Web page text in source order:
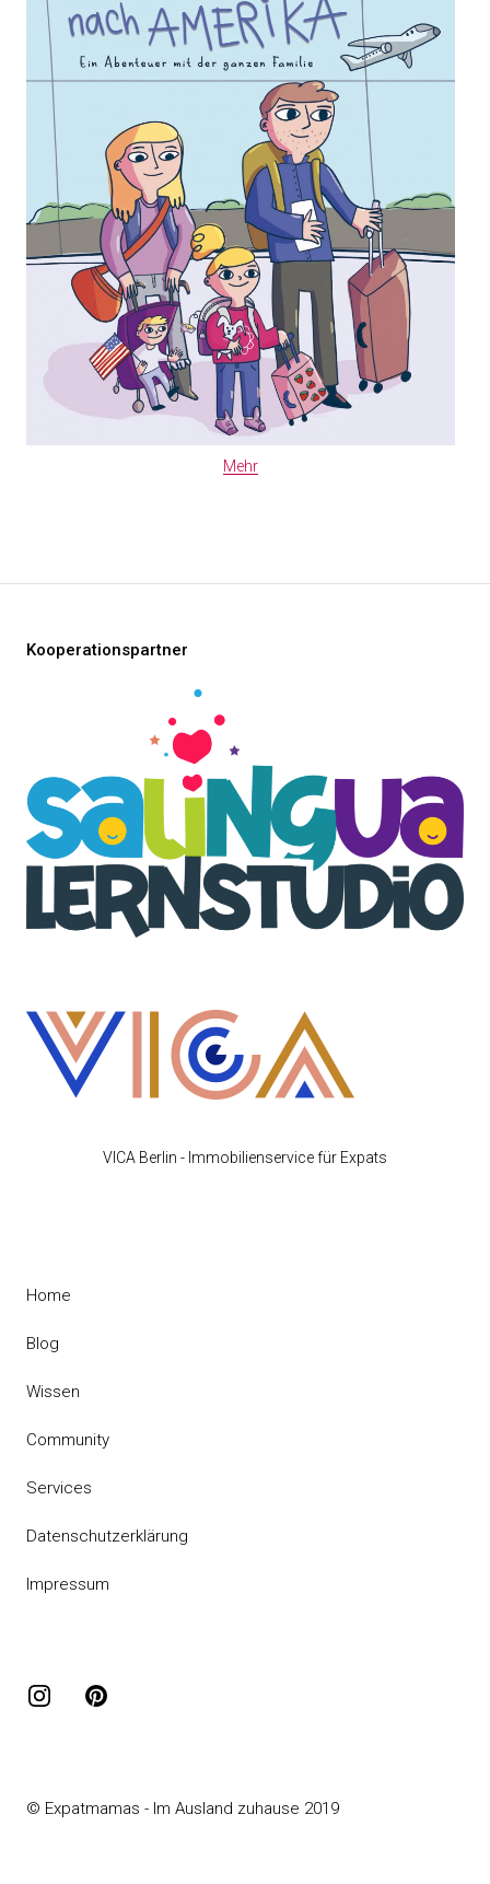
Mehr
Kooperationspartner
VICA Berlin - Immobilienservice für Expats
Home
Blog
Wissen
Community
Services
Datenschutzerklärung
Impressum
InstagramPinterest
© Expatmamas - Im Ausland zuhause 2019